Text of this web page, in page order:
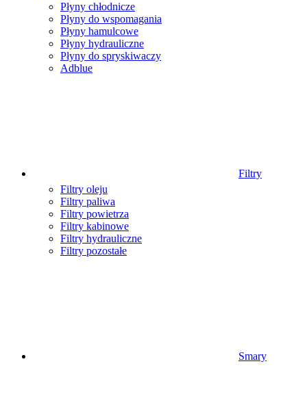
Płyny chłodnicze
Płyny do wspomagania
Płyny hamulcowe
Płyny hydrauliczne
Płyny do spryskiwaczy
Adblue
Filtry
Filtry oleju
Filtry paliwa
Filtry powietrza
Filtry kabinowe
Filtry hydrauliczne
Filtry pozostałe
Smary